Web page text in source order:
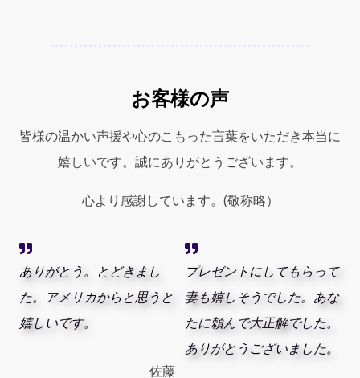
お客様の声
皆様の温かい声援や心のこもった言葉をいただき本当に
嬉しいです。誠にありがとうございます。
心より感謝しています。(敬称略）
ありがとう。とどきまし
た。アメリカからと思うと
嬉しいです。
佐藤
プレゼントにしてもらって
妻も嬉しそうでした。あな
たに頼んで大正解でした。
ありがとうございました。